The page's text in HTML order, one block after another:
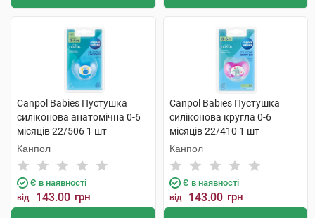
Canpol Babies Пустушка
силіконова анатомічна 0-6
місяців 22/506 1 шт
Канпол
Є в наявності
від 143.00 грн
Canpol Babies Пустушка
силіконова кругла 0-6
місяців 22/410 1 шт
Канпол
Є в наявності
від 143.00 грн